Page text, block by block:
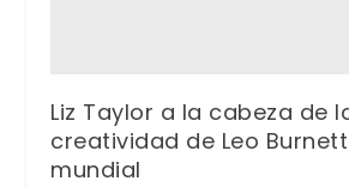
Liz Taylor a la cabeza de
creatividad de Leo
mundial